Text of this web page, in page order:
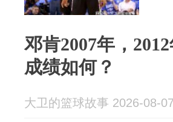
邓肯2007年，
成绩如何？
大卫的篮球故事 2026-08-07